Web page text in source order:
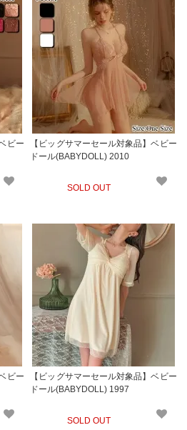
ビー
【ビッグサマーセール対象品】ベビー
ドール(BABYDOLL) 2010
SOLD OUT
ビー
【ビッグサマーセール対象品】ベビー
ドール(BABYDOLL) 1997
SOLD OUT